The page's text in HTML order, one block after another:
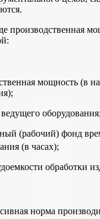
производственная
мощность (в
оборудования;
(рабочий) фонд
(в часах);
обработки
норма